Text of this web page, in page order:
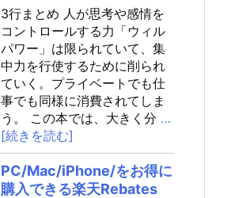
3行まとめ 人が思考や感情を
コントロールする力「ウィル
パワー」は限られていて、集
中力を行使するために削られ
ていく。プライベートでも仕
事でも同様に消費されてしま
う。 この本では、大きく分 …
[続きを読む]
PC/Mac/iPhone/をお得に
購入できる楽天Rebates